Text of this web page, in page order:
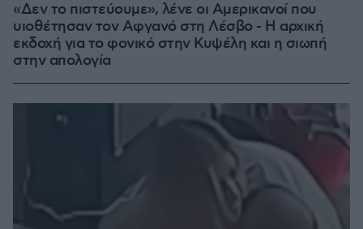
«Δεν το πιστεύουμε», λένε οι Αμερικανοί που
υιοθέτησαν τον Αφγανό στη Λέσβο - Η αρχική
εκδοχή για το φονικό στην Κυψέλη και η σιωπή
στην απολογία